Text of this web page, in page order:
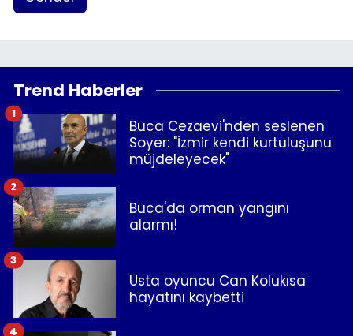
Trend Haberler
Buca Cezaevi'nden seslenen
Soyer: "İzmir kendi kurtuluşunu
müjdeleyecek"
1
Buca'da orman yangını
alarmı!
2
Usta oyuncu Can Kolukısa
hayatını kaybetti
3
4